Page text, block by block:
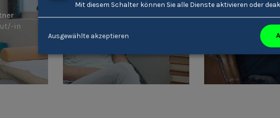
in
Verena Gschnell
Karin
Mit diesem Schalter können Sie alle Dienste aktivieren oder
Ausgewählte akzeptieren